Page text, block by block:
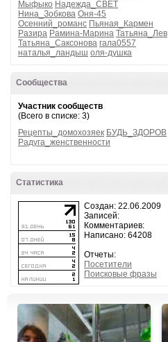
Мыфыко Надежда_СВЕТ
Нина_Зобкова Оня-45
Осенний_романс Пьяная_Кармен
Разира Рамина-Марина Татьяна_Лев
Татьяна_Саксонова гала0557
наталья_ландыш оля-душка
Сообщества
Участник сообществ
(Всего в списке: 3)
Рецепты_домохозяек БУДЬ_ЗДОРОВ
Радуга_женственности
Статистика
Создан: 22.06.2009
Записей:
Комментариев:
Написано: 64208
Отчеты:
Посетители
Поисковые фразы